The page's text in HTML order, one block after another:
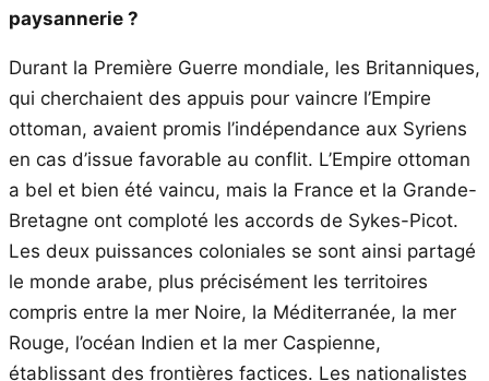
paysannerie ?
Durant la Première Guerre mondiale, les Britanniques,
qui cherchaient des appuis pour vaincre l’Empire
ottoman, avaient promis l’indépendance aux Syriens
en cas d’issue favorable au conflit. L’Empire ottoman
a bel et bien été vaincu, mais la France et la Grande-
Bretagne ont comploté les accords de Sykes-Picot.
Les deux puissances coloniales se sont ainsi partagé
le monde arabe, plus précisément les territoires
compris entre la mer Noire, la Méditerranée, la mer
Rouge, l’océan Indien et la mer Caspienne,
établissant des frontières factices. Les nationalistes